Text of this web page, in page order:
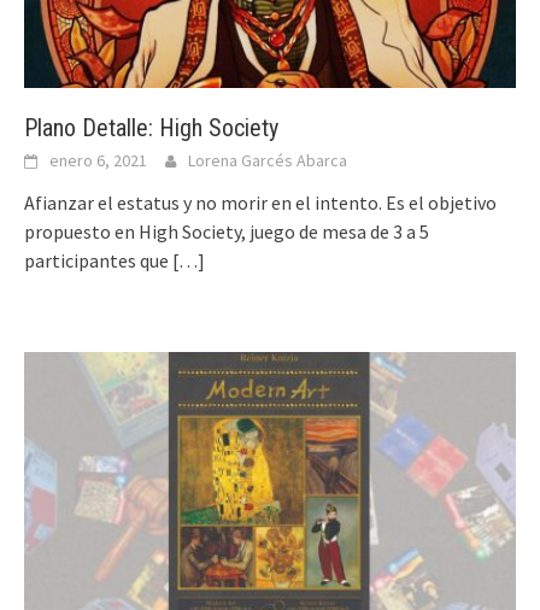
Plano Detalle: High Society
enero 6, 2021 Lorena Garcés Abarca
Afianzar el estatus y no morir en el intento. Es el objetivo
propuesto en High Society, juego de mesa de 3 a 5
participantes que […]